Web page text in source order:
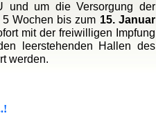
und um die Versorgung der
Wochen bis zum 15. Januar
mit der freiwilligen Impfung
leerstehenden Hallen des
werden.